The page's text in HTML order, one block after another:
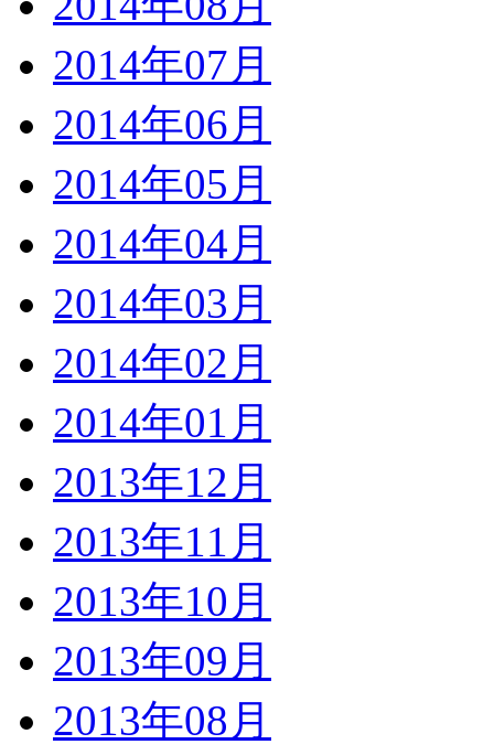
2014年07月
2014年06月
2014年05月
2014年04月
2014年03月
2014年02月
2014年01月
2013年12月
2013年11月
2013年10月
2013年09月
2013年08月